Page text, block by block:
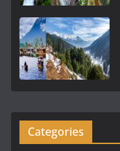
Categories